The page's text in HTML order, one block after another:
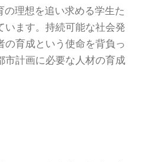
理想を追い求める学生た
います。持続可能な社会発
育成という使命を背負っ
市計画に必要な人材の育成